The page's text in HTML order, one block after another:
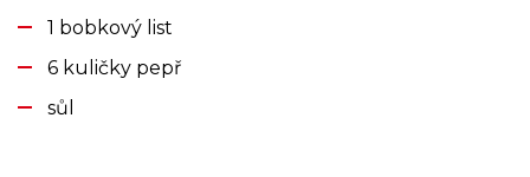
1 bobkový list
6 kuličky pepř
sůl